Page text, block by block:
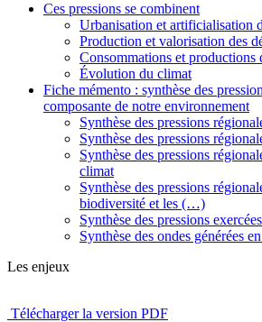
Ces pressions se combinent
Urbanisation et artificialisation
Production et valorisation des
Consommations et productions
Évolution du climat
Fiche mémento : synthèse des
composante de notre environnement
Synthèse des pressions
Synthèse des pressions
Synthèse des pressions
climat
Synthèse des pressions
biodiversité et les (…)
Synthèse des pressions
Synthèse des ondes générées
Les enjeux
Télécharger la version PDF